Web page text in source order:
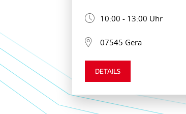
10:00 - 13:00 Uhr
07545 Gera
DETAILS